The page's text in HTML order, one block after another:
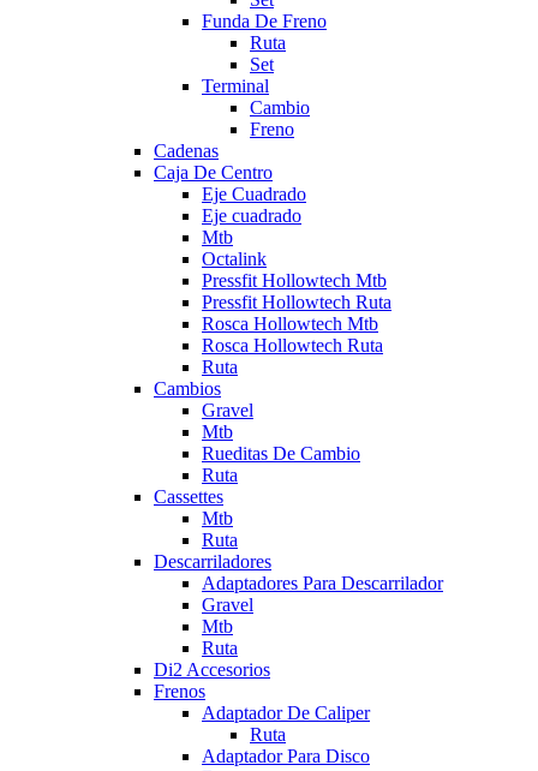
Funda De Freno
Ruta
Set
Terminal
Cambio
Freno
Cadenas
Caja De Centro
Eje Cuadrado
Eje cuadrado
Mtb
Octalink
Pressfit Hollowtech Mtb
Pressfit Hollowtech Ruta
Rosca Hollowtech Mtb
Rosca Hollowtech Ruta
Ruta
Cambios
Gravel
Mtb
Rueditas De Cambio
Ruta
Cassettes
Mtb
Ruta
Descarriladores
Adaptadores Para Descarrilador
Gravel
Mtb
Ruta
Di2 Accesorios
Frenos
Adaptador De Caliper
Ruta
Adaptador Para Disco